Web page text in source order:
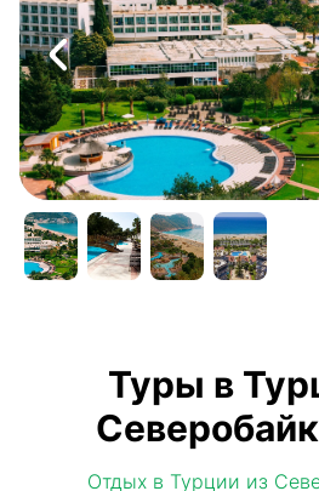
Туры в
Отдых в Турции из